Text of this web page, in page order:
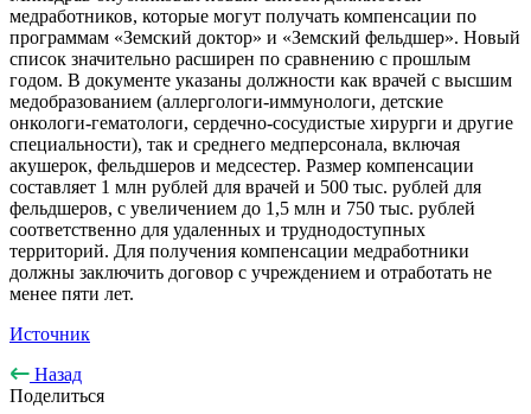
медработников, которые могут получать компенсации по
программам «Земский доктор» и «Земский фельдшер». Новый
список значительно расширен по сравнению с прошлым
годом. В документе указаны должности как врачей с высшим
медобразованием (аллергологи-иммунологи, детские
онкологи-гематологи, сердечно-сосудистые хирурги и другие
специальности), так и среднего медперсонала, включая
акушерок, фельдшеров и медсестер. Размер компенсации
составляет 1 млн рублей для врачей и 500 тыс. рублей для
фельдшеров, с увеличением до 1,5 млн и 750 тыс. рублей
соответственно для удаленных и труднодоступных
территорий. Для получения компенсации медработники
должны заключить договор с учреждением и отработать не
менее пяти лет.
Источник
Назад
Поделиться